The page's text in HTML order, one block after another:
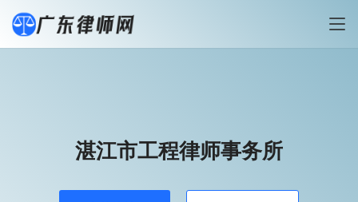
湛江市工程律师事务所